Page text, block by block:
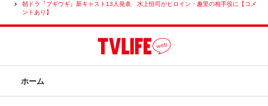
ん。大工仕事が得意。なぜか、おっちゃんだけはいつもタ
朝ドラ『ブギウギ』新キャスト13人発表 水上恒司がヒロイン・趣里の相手役に【コメ
ントあり】
ホーム